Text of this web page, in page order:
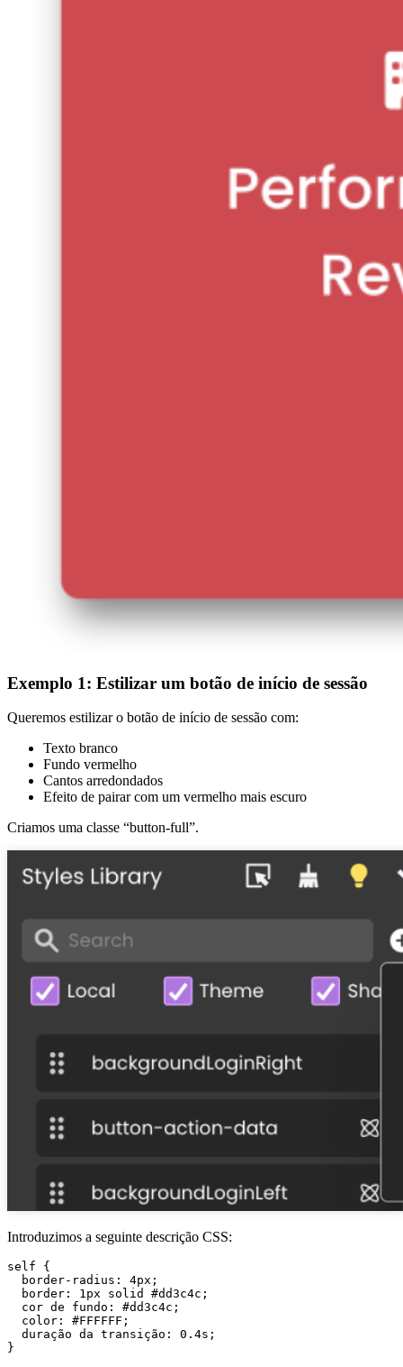
Exemplo 1: Estilizar um botão de início de sessão
Queremos estilizar o botão de início de sessão com:
Texto branco
Fundo vermelho
Cantos arredondados
Efeito de pairar com um vermelho mais escuro
Criamos uma classe “button-full”.
Introduzimos a seguinte descrição CSS:
self {
  border-radius: 4px;
  border: 1px solid #dd3c4c;
  cor de fundo: #dd3c4c;
  color: #FFFFFF;
  duração da transição: 0.4s;
}